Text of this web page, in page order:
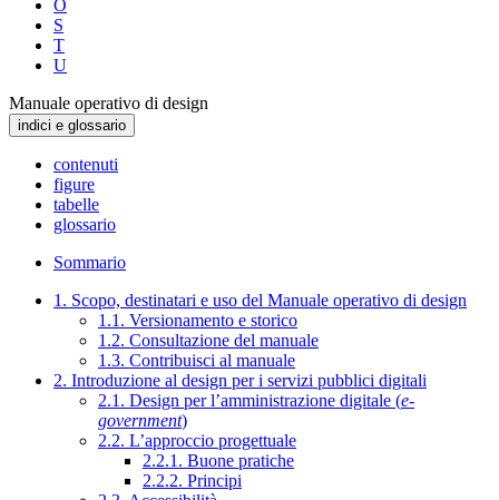
O
S
T
U
Manuale operativo di design
indici e glossario
contenuti
figure
tabelle
glossario
Sommario
1. Scopo, destinatari e uso del Manuale operativo di design
1.1. Versionamento e storico
1.2. Consultazione del manuale
1.3. Contribuisci al manuale
2. Introduzione al design per i servizi pubblici digitali
2.1. Design per l’amministrazione digitale (e-
government)
2.2. L’approccio progettuale
2.2.1. Buone pratiche
2.2.2. Principi